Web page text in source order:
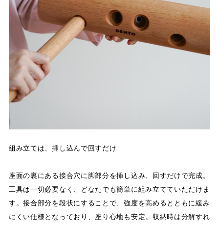
組み立ては、挿し込んで回すだけ
座面の裏にある接合穴に脚部分を挿し込み、回すだけで完成。
工具は一切必要なく、どなたでも簡単に組み立てていただけま
す。接合部分を段状にすることで、強度を高めるとともに緩み
にくい仕様となっており、座り心地も安定。収納時は分解すれ